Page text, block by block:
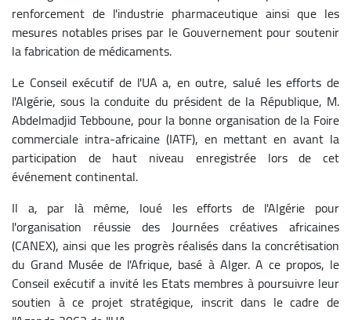
renforcement de l'industrie pharmaceutique ainsi que les
mesures notables prises par le Gouvernement pour soutenir
la fabrication de médicaments.
Le Conseil exécutif de l'UA a, en outre, salué les efforts de
l'Algérie, sous la conduite du président de la République, M.
Abdelmadjid Tebboune, pour la bonne organisation de la Foire
commerciale intra-africaine (IATF), en mettant en avant la
participation de haut niveau enregistrée lors de cet
événement continental.
Il a, par là même, loué les efforts de l'Algérie pour
l'organisation réussie des Journées créatives africaines
(CANEX), ainsi que les progrès réalisés dans la concrétisation
du Grand Musée de l'Afrique, basé à Alger. A ce propos, le
Conseil exécutif a invité les Etats membres à poursuivre leur
soutien à ce projet stratégique, inscrit dans le cadre de